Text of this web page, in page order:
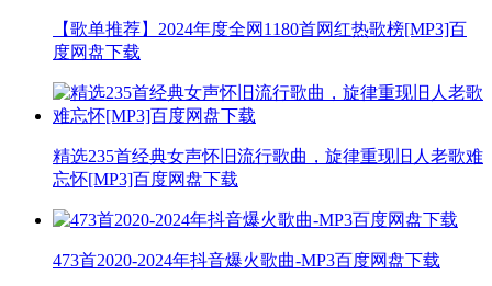
【歌单推荐】2024年度全网1180首网红热歌榜[MP3]百
度网盘下载
精选235首经典女声怀旧流行歌曲，旋律重现旧人老歌难
忘怀[MP3]百度网盘下载
473首2020-2024年抖音爆火歌曲-MP3百度网盘下载